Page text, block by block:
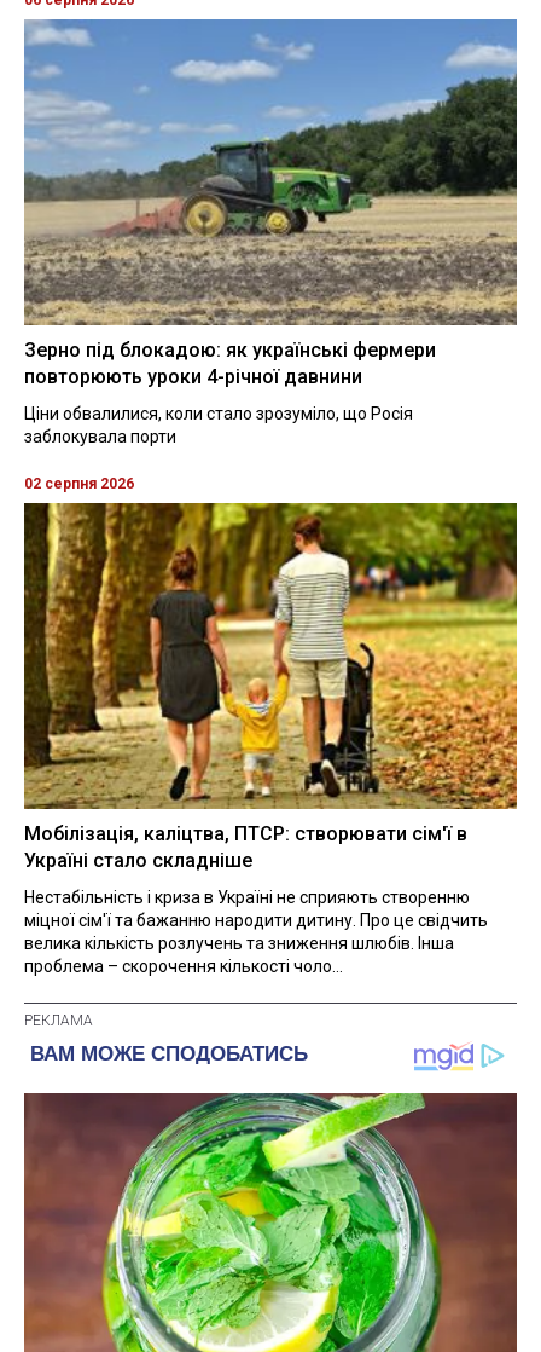
Зерно під блокадою: як українські фермери
повторюють уроки 4-річної давнини
Ціни обвалилися, коли стало зрозуміло, що Росія
заблокувала порти
02 серпня 2026
Мобілізація, каліцтва, ПТСР: створювати сім'ї в
Україні стало складніше
Нестабільність і криза в Україні не сприяють створенню
міцної сім'ї та бажанню народити дитину. Про це свідчить
велика кількість розлучень та зниження шлюбів. Інша
проблема – скорочення кількості чоло...